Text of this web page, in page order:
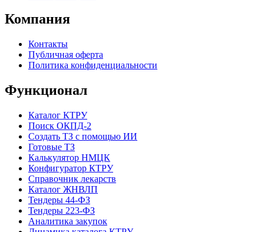
Компания
Контакты
Публичная оферта
Политика конфиденциальности
Функционал
Каталог КТРУ
Поиск ОКПД-2
Создать ТЗ с помощью ИИ
Готовые ТЗ
Калькулятор НМЦК
Конфигуратор КТРУ
Справочник лекарств
Каталог ЖНВЛП
Тендеры 44-ФЗ
Тендеры 223-ФЗ
Аналитика закупок